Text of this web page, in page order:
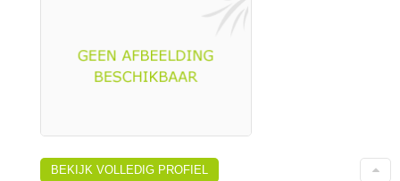
BEKIJK VOLLEDIG PROFIEL